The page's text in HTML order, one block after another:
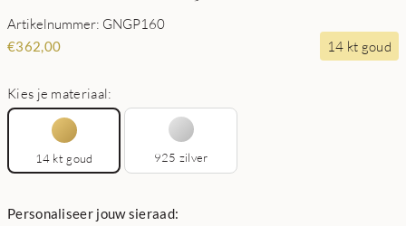
Artikelnummer: GNGP160
€362,00 14 kt goud
Kies je materiaal:
14 kt goud 925 zilver
Personaliseer jouw sieraad: